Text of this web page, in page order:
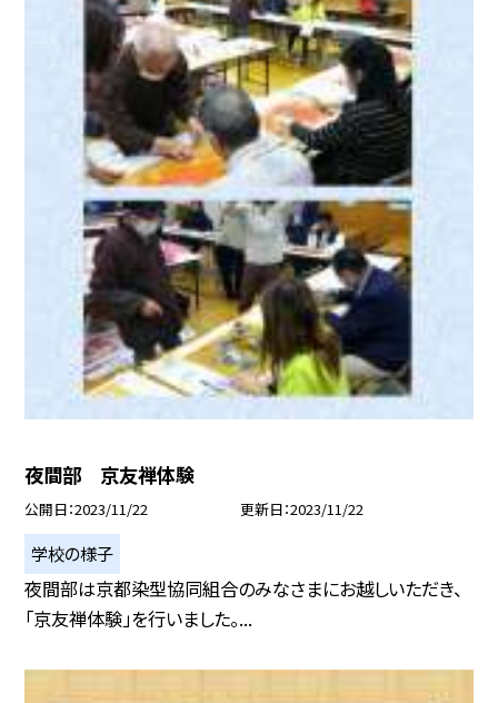
夜間部 京友禅体験
公開日 2023/11/22 更新日 2023/11/22
学校の様子
夜間部は京都染型協同組合のみなさまにお越しいただき、
「京友禅体験」を行いました。...